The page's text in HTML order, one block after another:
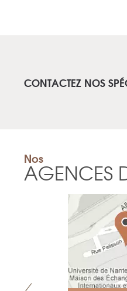
CONTACTEZ NOS
Nos
AGENCES